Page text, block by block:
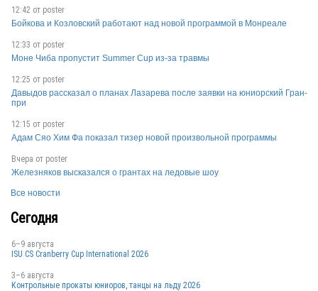
AZE
12:42 от poster
Бойкова и Козловский работают над новой программой в Монреале
12:33 от poster
Моне Чиба пропустит Summer Cup из-за травмы
12:25 от poster
Давыдов рассказал о планах Лазарева после заявки на юниорский Гран-
при
12:15 от poster
Адам Сяо Хим Фа показал тизер новой произвольной программы
Вчера от poster
Железняков высказался о грантах на ледовые шоу
Все новости
Сегодня
6–9 августа
ISU CS Cranberry Cup International 2026
3–6 августа
Контрольные прокаты юниоров, танцы на льду 2026